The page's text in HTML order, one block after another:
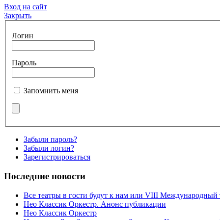
Вход на сайт
Закрыть
Логин
Пароль
Запомнить меня
Забыли пароль?
Забыли логин?
Зарегистрироваться
Последние новости
Все театры в гости будут к нам или VIII Международный
Нео Классик Оркестр. Анонс публикации
Нео Классик Оркестр